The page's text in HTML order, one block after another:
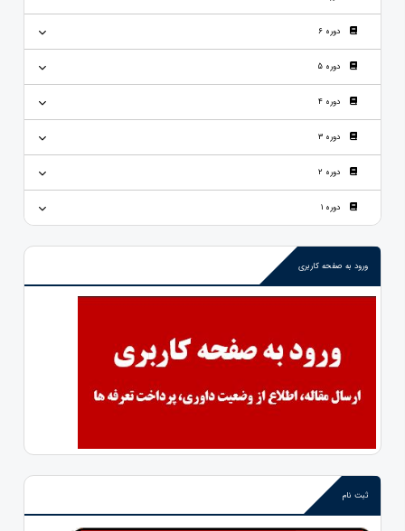
دوره 6
دوره 5
دوره 4
دوره 3
دوره 2
دوره 1
ورود به صفحه کاربری
ثبت نام